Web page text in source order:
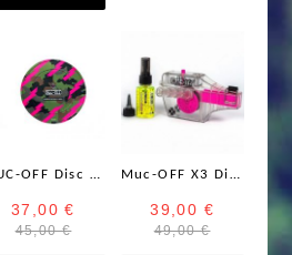
MUC-OFF Disc Brake Covers Camo 2kpl
37,00 €
45,00 €
Muc-OFF X3 Dirty Chain Machine
39,00 €
49,00 €